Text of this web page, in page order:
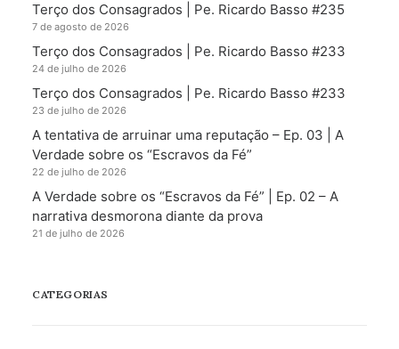
Terço dos Consagrados | Pe. Ricardo Basso #235
7 de agosto de 2026
Terço dos Consagrados | Pe. Ricardo Basso #233
24 de julho de 2026
Terço dos Consagrados | Pe. Ricardo Basso #233
23 de julho de 2026
A tentativa de arruinar uma reputação – Ep. 03 | A
Verdade sobre os “Escravos da Fé”
22 de julho de 2026
A Verdade sobre os “Escravos da Fé” | Ep. 02 – A
narrativa desmorona diante da prova
21 de julho de 2026
CATEGORIAS